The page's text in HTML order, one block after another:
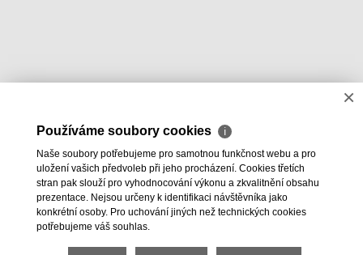
×
Používáme soubory cookies ℹ
Naše soubory potřebujeme pro samotnou funkčnost webu a pro
uložení vašich předvoleb při jeho procházení. Cookies třetích
stran pak slouží pro vyhodnocování výkonu a zkvalitnění obsahu
prezentace. Nejsou určeny k identifikaci návštěvníka jako
konkrétní osoby. Pro uchování jiných než technických cookies
potřebujeme váš souhlas.